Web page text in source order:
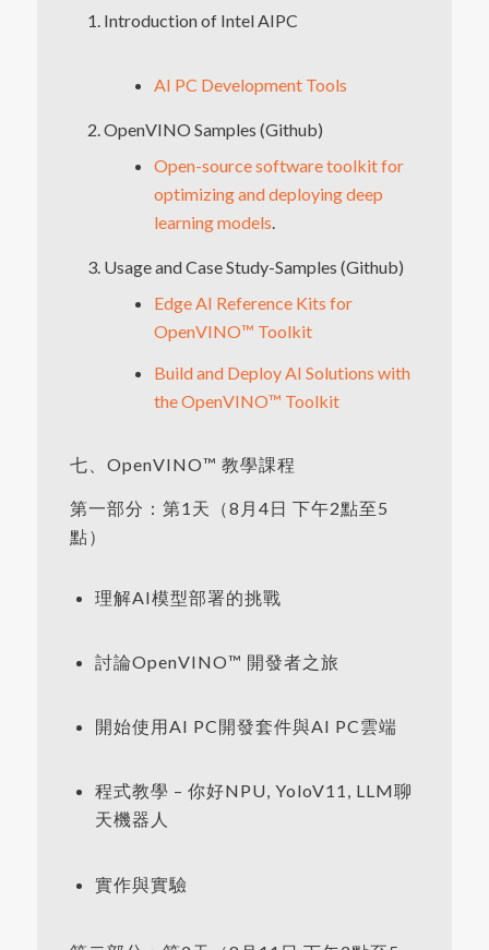
Introduction of Intel AIPC
AI PC Development Tools
OpenVINO Samples (Github)
Open-source software toolkit for
optimizing and deploying deep
learning models.
Usage and Case Study-Samples (Github)
Edge AI Reference Kits for
OpenVINO™ Toolkit
Build and Deploy AI Solutions with
the OpenVINO™ Toolkit
七、OpenVINO™ 教學課程
第一部分：第1天（8月4日 下午2點至5
點）
理解AI模型部署的挑戰
討論OpenVINO™ 開發者之旅
開始使用AI PC開發套件與AI PC雲端
程式教學 – 你好NPU, YoloV11, LLM聊
天機器人
實作與實驗